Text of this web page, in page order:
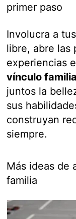
primer paso
Involucra a
libre, abre las
experiencias
vínculo
juntos la
sus
construyan
siempre.
Más ideas de
familia